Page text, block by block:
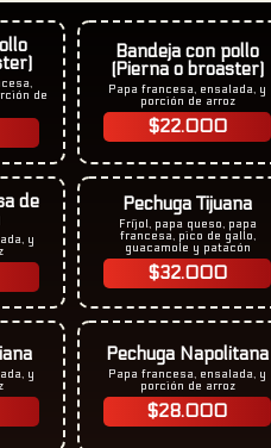
de
Bandeja con pollo
(Pierna o broaster)​
Papa francesa, ensalada, y
porción de arroz
$22.000
de
y
Pechuga Tijuana
Fríjol, papa queso, papa
francesa, pico de gallo,
guacamole y patacón
$32.000
y
Pechuga Napolitana
Papa francesa, ensalada, y
porción de arroz
$28.000